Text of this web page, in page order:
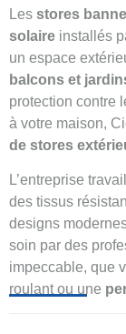
Les stores
solaire installés
un espace
balcons et
protection contre
à votre maison,
de stores
L’entreprise
des tissus
designs
soin par des
impeccable, que
roulant ou une